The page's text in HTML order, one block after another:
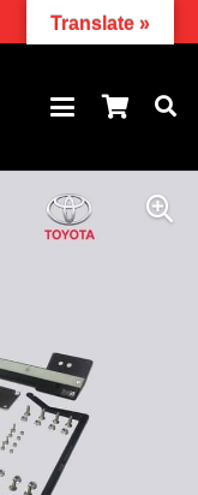
Translate »